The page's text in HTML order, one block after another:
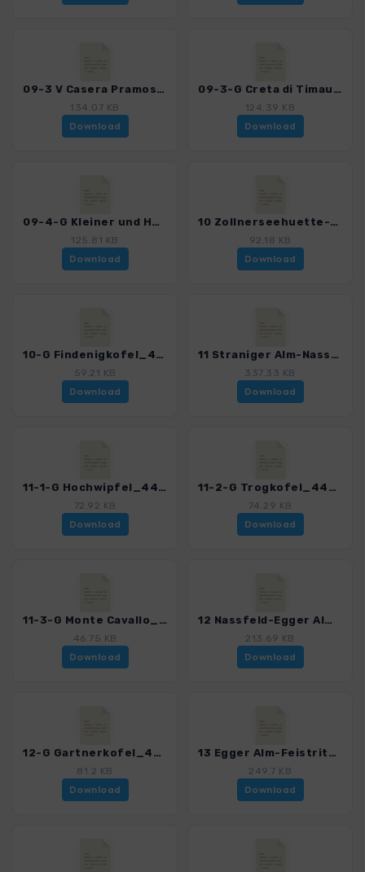
09-3 V Casera Pramosio-Zollnerseehuette_4404_3.gpx
134.07 KB
Download
09-3-G Creta di Timau_4404_3.gpx
124.39 KB
Download
09-4-G Kleiner und Hoher Trieb_4404_3.gpx
125.81 KB
Download
10 Zollnerseehuette-Stranigeralm_4404_3.gpx
92.18 KB
Download
10-G Findenigkofel_4404_3.gpx
59.21 KB
Download
11 Straniger Alm-Nassfeld_4404_3.gpx
337.33 KB
Download
11-1-G Hochwipfel_4404_3.gpx
72.92 KB
Download
11-2-G Trogkofel_4404_3.gpx
74.29 KB
Download
11-3-G Monte Cavallo_4404_3.gpx
46.75 KB
Download
12 Nassfeld-Egger Alm_4404_3.gpx
213.69 KB
Download
12-G Gartnerkofel_4404_3.gpx
81.2 KB
Download
13 Egger Alm-Feistritzer Alm_4404_3.gpx
249.7 KB
Download